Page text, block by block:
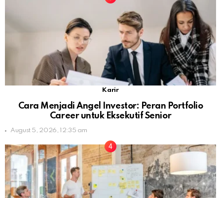
Karir
Cara Menjadi Angel Investor: Peran Portfolio
Career untuk Eksekutif Senior
August 5, 2026, 12:35 am